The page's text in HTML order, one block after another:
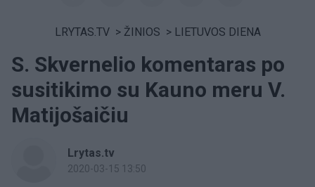
LRYTAS.TV > ŽINIOS > LIETUVOS DIENA
S. Skvernelio komentaras po
susitikimo su Kauno meru V.
Matijošaičiu
Lrytas.tv
2020-03-15 13:50